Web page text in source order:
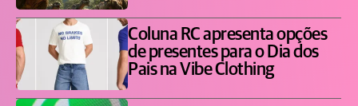
Coluna RC apresenta opções
de presentes para o Dia dos
Pais na Vibe Clothing